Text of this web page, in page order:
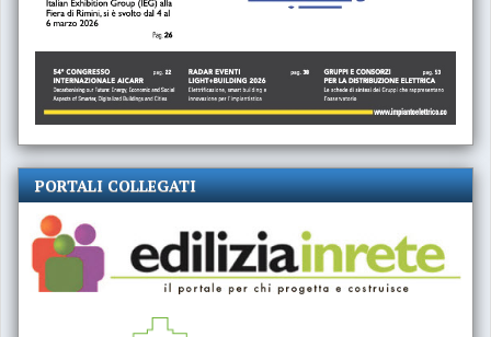
PORTALI COLLEGATI